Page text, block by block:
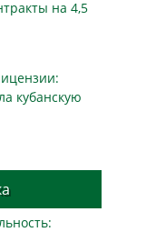
на 4,5
кубанскую